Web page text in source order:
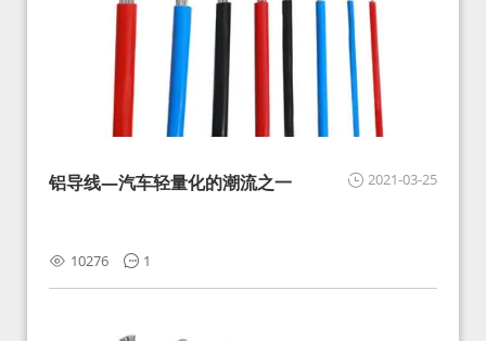
2021-03-25
铝导线—汽车轻量化的潮流之一
10276 1